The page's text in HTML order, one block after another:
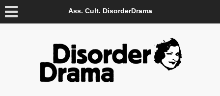
Ass. Cult. DisorderDrama